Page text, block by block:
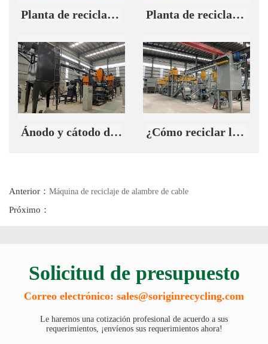
Modelo
Capacidad
SY-C-1000
1000 kg/h
SY-C-2000
Planta de reciclaje de baterías de iones de litio de 500 kg/hora vendida a India Planta de reciclaje de residuos de baterías de litio que envía a Corea del Sur
Ánodo y cátodo de 500 kg/hora de planta de reciclaje de baterías de litio instaladas en Fuyang ¿Cómo reciclar la batería de litio de desecho correctamente?
Anterior： Máquina de reciclaje de alambre de cable
Próximo：
Solicitud de presupuesto
Correo electrónico: sales@soriginrecycling.com
Le haremos una cotización profesional de acuerdo a sus
requerimientos, ¡envíenos sus requerimientos ahora!